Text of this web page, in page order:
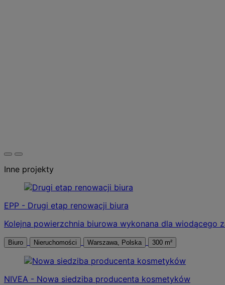
Inne projekty
EPP - Drugi etap renowacji biura
Kolejna powierzchnia biurowa wykonana dla wiodącego
Biuro Nieruchomości Warszawa, Polska 300 m²
NIVEA - Nowa siedziba producenta kosmetyków